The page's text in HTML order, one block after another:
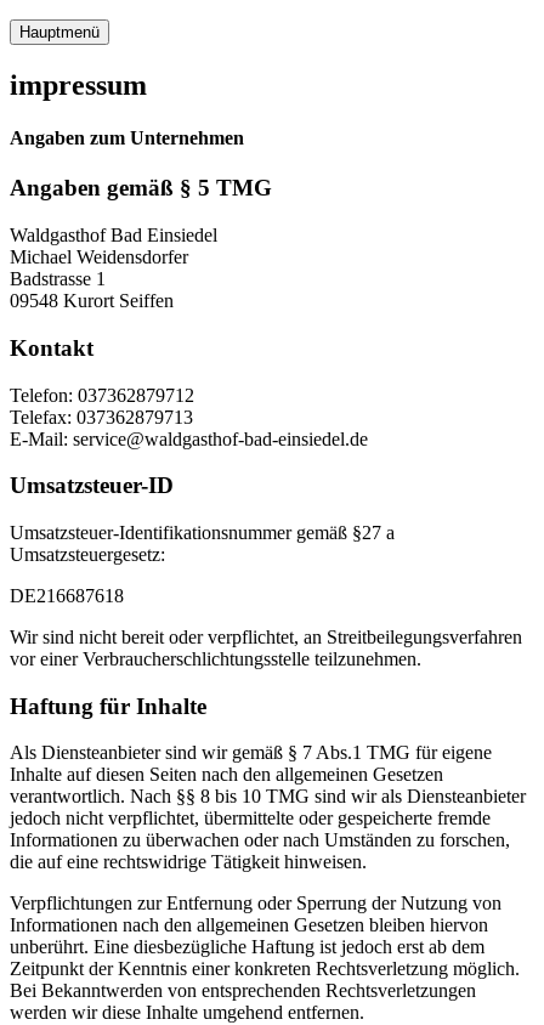
Hauptmenü
impressum
Angaben zum Unternehmen
Angaben gemäß § 5 TMG
Waldgasthof Bad Einsiedel
Michael Weidensdorfer
Badstrasse 1
09548 Kurort Seiffen
Kontakt
Telefon: 037362879712
Telefax: 037362879713
E-Mail: service@waldgasthof-bad-einsiedel.de
Umsatzsteuer-ID
Umsatzsteuer-Identifikationsnummer gemäß §27 a
Umsatzsteuergesetz:
DE216687618
Wir sind nicht bereit oder verpflichtet, an Streitbeilegungsverfahren
vor einer Verbraucherschlichtungsstelle teilzunehmen.
Haftung für Inhalte
Als Diensteanbieter sind wir gemäß § 7 Abs.1 TMG für eigene
Inhalte auf diesen Seiten nach den allgemeinen Gesetzen
verantwortlich. Nach §§ 8 bis 10 TMG sind wir als Diensteanbieter
jedoch nicht verpflichtet, übermittelte oder gespeicherte fremde
Informationen zu überwachen oder nach Umständen zu forschen,
die auf eine rechtswidrige Tätigkeit hinweisen.
Verpflichtungen zur Entfernung oder Sperrung der Nutzung von
Informationen nach den allgemeinen Gesetzen bleiben hiervon
unberührt. Eine diesbezügliche Haftung ist jedoch erst ab dem
Zeitpunkt der Kenntnis einer konkreten Rechtsverletzung möglich.
Bei Bekanntwerden von entsprechenden Rechtsverletzungen
werden wir diese Inhalte umgehend entfernen.